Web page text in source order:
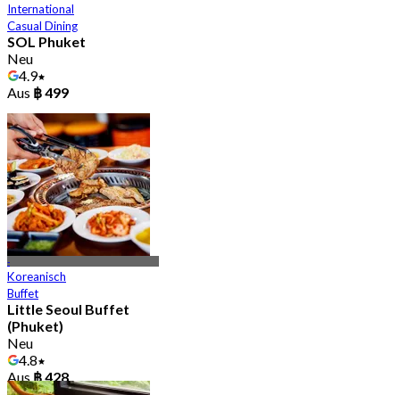
International
Casual Dining
SOL Phuket
Neu
4.9
Aus ฿ 499
-
Koreanisch
Buffet
Little Seoul Buffet
(Phuket)
Neu
4.8
Aus ฿ 428